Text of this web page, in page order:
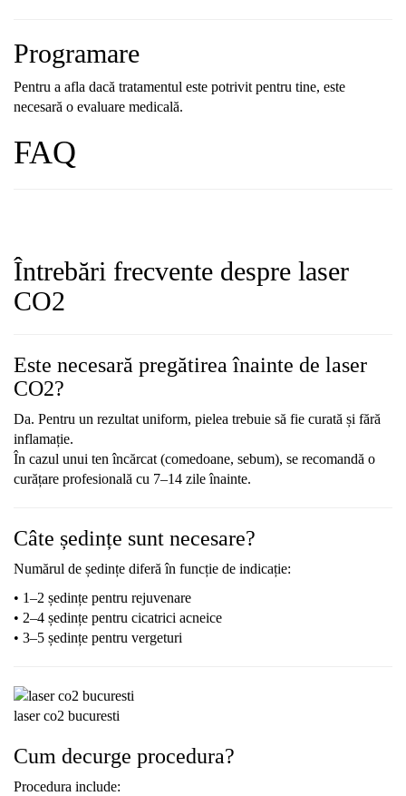
Programare
Pentru a afla dacă tratamentul este potrivit pentru tine, este
necesară o evaluare medicală.
FAQ
Întrebări frecvente despre laser
CO2
Este necesară pregătirea înainte de laser
CO2?
Da. Pentru un rezultat uniform, pielea trebuie să fie curată și fără
inflamație.
În cazul unui ten încărcat (comedoane, sebum), se recomandă o
curățare profesională cu 7–14 zile înainte.
Câte ședințe sunt necesare?
Numărul de ședințe diferă în funcție de indicație:
• 1–2 ședințe pentru rejuvenare
• 2–4 ședințe pentru cicatrici acneice
• 3–5 ședințe pentru vergeturi
laser co2 bucuresti
Cum decurge procedura?
Procedura include: